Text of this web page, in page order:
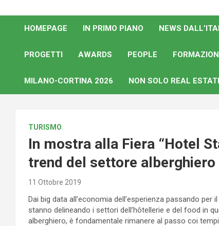
By Internews
internazionale
HOMEPAGE
IN PRIMO PIANO NEWS
PROGETTI AWARDS PEOPLE
MILANO-CORTINA 2026 NON SOLO REAL
TURISMO
In mostra alla Fiera “Hotel
trend del settore alberghiero
11 Ottobre 2019
Dai big data all’economia dell’esperienza passando
stanno delineando i settori dell’hôtellerie e del food in
alberghiero, è fondamentale rimanere al passo coi